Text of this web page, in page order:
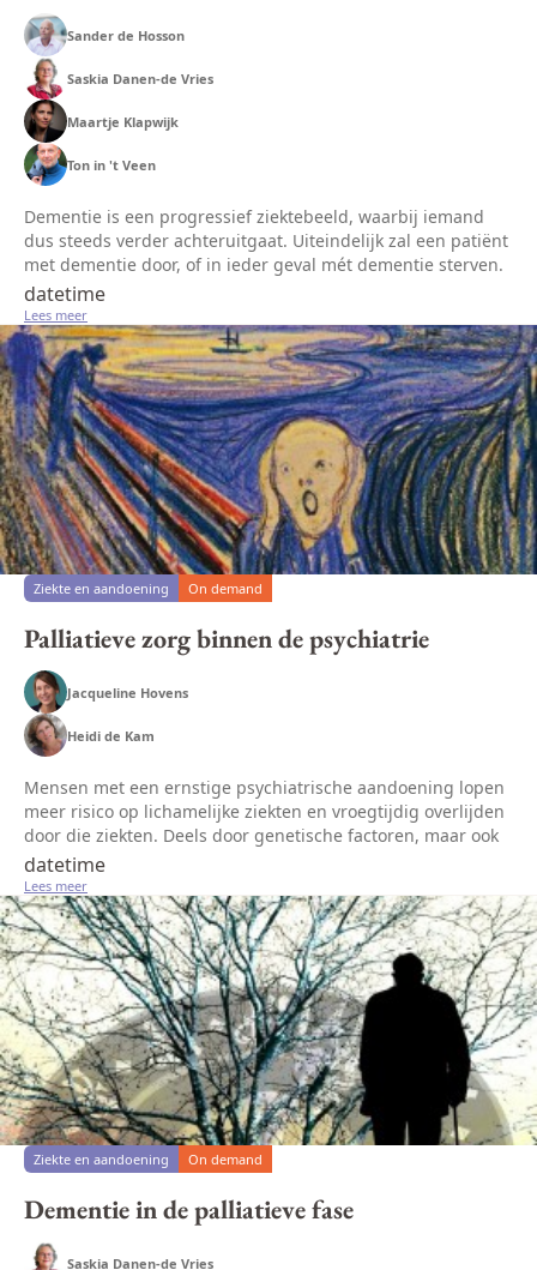
Sander de Hosson
Saskia Danen-de Vries
Maartje Klapwijk
Ton in 't Veen
Dementie is een progressief ziektebeeld, waarbij iemand
dus steeds verder achteruitgaat. Uiteindelijk zal een patiënt
met dementie door, of in ieder geval mét dementie sterven.
Wanneer iemand de diagnose dementie krijgt, start de
palliatiev...
datetime
Lees meer
Ziekte en aandoening On demand
Palliatieve zorg binnen de psychiatrie
Jacqueline Hovens
Heidi de Kam
Mensen met een ernstige psychiatrische aandoening lopen
meer risico op lichamelijke ziekten en vroegtijdig overlijden
door die ziekten. Deels door genetische factoren, maar ook
door een minder gezonde levensstijl ten gevolge van de
langduri...
datetime
Lees meer
Ziekte en aandoening On demand
Dementie in de palliatieve fase
Saskia Danen-de Vries